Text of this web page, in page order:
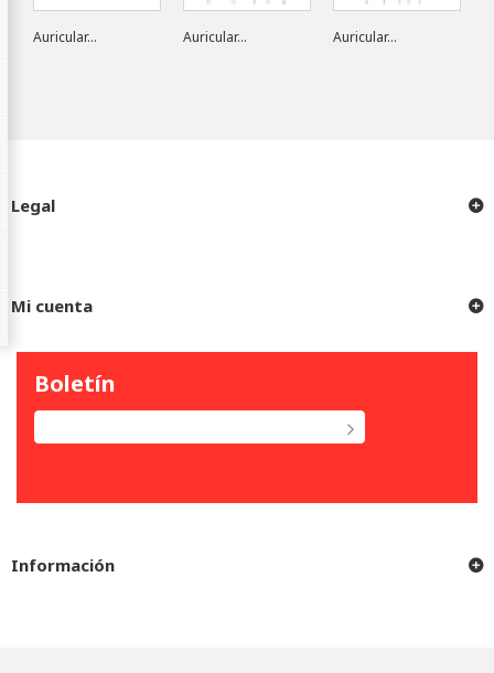
Auricular... Auricular... Auricular...
Legal
Mi cuenta
Boletín
Información